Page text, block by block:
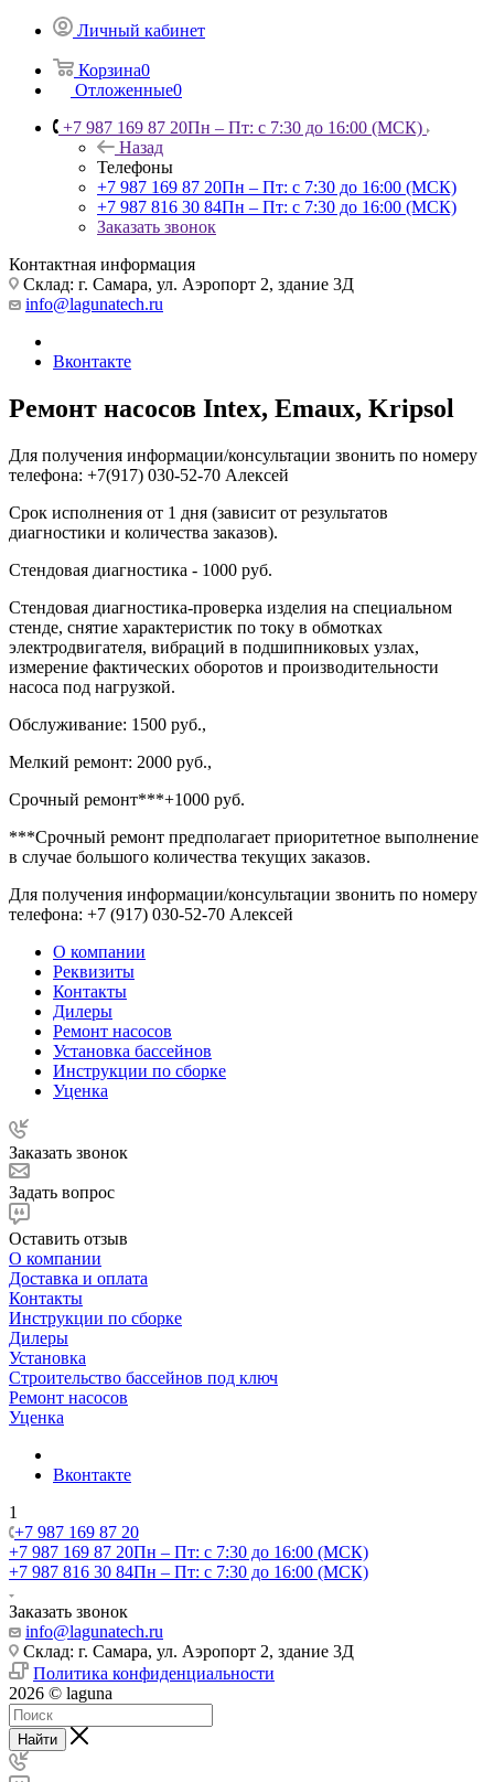
Личный кабинет
Корзина0
Отложенные0
+7 987 169 87 20Пн – Пт: с 7:30 до 16:00 (МСК)
Назад
Телефоны
+7 987 169 87 20Пн – Пт: с 7:30 до 16:00 (МСК)
+7 987 816 30 84Пн – Пт: с 7:30 до 16:00 (МСК)
Заказать звонок
Контактная информация
Склад: г. Самара, ул. Аэропорт 2, здание 3Д
info@lagunatech.ru
Вконтакте
Ремонт насосов Intex, Emaux, Kripsol
Для получения информации/консультации звонить по номеру
телефона: +7(917) 030-52-70 Алексей
Срок исполнения от 1 дня (зависит от результатов
диагностики и количества заказов).
Стендовая диагностика - 1000 руб.
Стендовая диагностика-проверка изделия на специальном
стенде, снятие характеристик по току в обмотках
электродвигателя, вибраций в подшипниковых узлах,
измерение фактических оборотов и производительности
насоса под нагрузкой.
Обслуживание: 1500 руб.,
Мелкий ремонт: 2000 руб.,
Срочный ремонт***+1000 руб.
***Срочный ремонт предполагает приоритетное выполнение
в случае большого количества текущих заказов.
Для получения информации/консультации звонить по номеру
телефона: +7 (917) 030-52-70 Алексей
О компании
Реквизиты
Контакты
Дилеры
Ремонт насосов
Установка бассейнов
Инструкции по сборке
Уценка
Заказать звонок
Задать вопрос
Оставить отзыв
О компании
Доставка и оплата
Контакты
Инструкции по сборке
Дилеры
Установка
Строительство бассейнов под ключ
Ремонт насосов
Уценка
Вконтакте
1
+7 987 169 87 20
+7 987 169 87 20Пн – Пт: с 7:30 до 16:00 (МСК)
+7 987 816 30 84Пн – Пт: с 7:30 до 16:00 (МСК)
Заказать звонок
info@lagunatech.ru
Склад: г. Самара, ул. Аэропорт 2, здание 3Д
Политика конфиденциальности
2026 © laguna
Найти